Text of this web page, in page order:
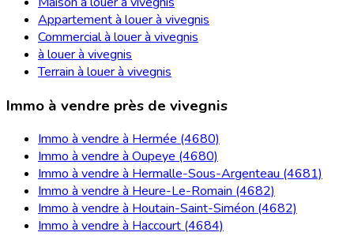
Appartement à louer à vivegnis
Commercial à louer à vivegnis
à louer à vivegnis
Terrain à louer à vivegnis
Immo à vendre près de vivegnis
Immo à vendre à Hermée (4680)
Immo à vendre à Oupeye (4680)
Immo à vendre à Hermalle-Sous-Argenteau (4681)
Immo à vendre à Heure-Le-Romain (4682)
Immo à vendre à Houtain-Saint-Siméon (4682)
Immo à vendre à Haccourt (4684)